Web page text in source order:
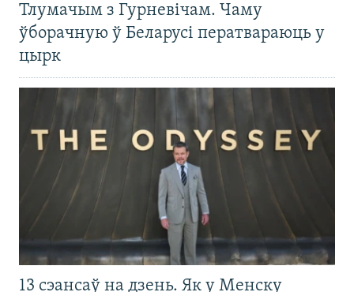
Тлумачым з Гурневічам. Чаму
ўборачную ў Беларусі ператвараюць у
цырк
13 сэансаў на дзень. Як у Менску